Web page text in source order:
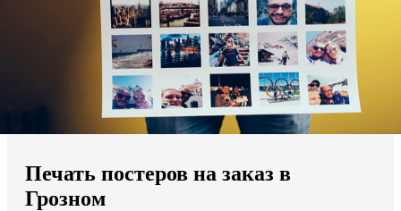
Мы доставляем по всему миру
Продолжить без города
Печать постеров на заказ в
Грозном